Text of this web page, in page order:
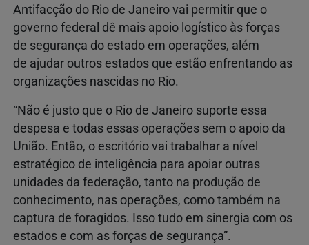
Antifacção do Rio de Janeiro vai permitir que o
governo federal dê mais apoio logístico às forças
de segurança do estado em operações, além
de ajudar outros estados que estão enfrentando as
organizações nascidas no Rio.
“Não é justo que o Rio de Janeiro suporte essa
despesa e todas essas operações sem o apoio da
União. Então, o escritório vai trabalhar a nível
estratégico de inteligência para apoiar outras
unidades da federação, tanto na produção de
conhecimento, nas operações, como também na
captura de foragidos. Isso tudo em sinergia com os
estados e com as forças de segurança”.